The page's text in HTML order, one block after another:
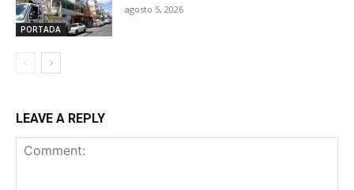
PORTADA
agosto 5, 2026
LEAVE A REPLY